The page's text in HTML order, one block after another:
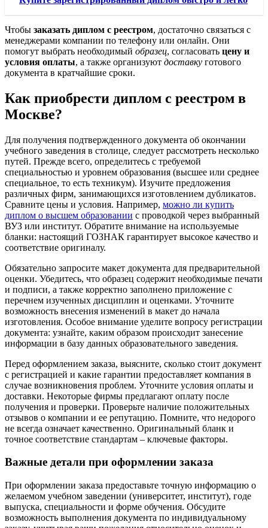
Чтобы заказать диплом с реестром, достаточно связаться с
менеджерами компании по телефону или онлайн. Они
помогут выбрать необходимый образец, согласовать цену и
условия оплаты, а также организуют доставку готового
документа в кратчайшие сроки.
Как приобрести диплом с реестром в
Москве?
Для получения подтвержденного документа об окончании
учебного заведения в столице, следует рассмотреть несколько
путей. Прежде всего, определитесь с требуемой
специальностью и уровнем образования (высшее или среднее
специальное, то есть техникум). Изучите предложения
различных фирм, занимающихся изготовлением дубликатов.
Сравните цены и условия. Например, можно ли купить
диплом о высшем образовании с проводкой через выбранный
ВУЗ или институт. Обратите внимание на используемые
бланки: настоящий ГОЗНАК гарантирует высокое качество и
соответствие оригиналу.
Обязательно запросите макет документа для предварительной
оценки. Убедитесь, что образец содержит необходимые печати
и подписи, а также корректно заполнено приложение с
перечнем изученных дисциплин и оценками. Уточните
возможность внесения изменений в макет до начала
изготовления. Особое внимание уделите вопросу регистрации
документа: узнайте, каким образом происходит занесение
информации в базу данных образовательного заведения.
Перед оформлением заказа, выясните, сколько стоит документ
с регистрацией и какие гарантии предоставляет компания в
случае возникновения проблем. Уточните условия оплаты и
доставки. Некоторые фирмы предлагают оплату после
получения и проверки. Проверьте наличие положительных
отзывов о компании и ее репутацию. Помните, что недорого
не всегда означает качественно. Оригинальный бланк и
точное соответствие стандартам – ключевые факторы.
Важные детали при оформлении заказа
При оформлении заказа предоставьте точную информацию о
желаемом учебном заведении (университет, институт), годе
выпуска, специальности и форме обучения. Обсудите
возможность выполнения документа по индивидуальному